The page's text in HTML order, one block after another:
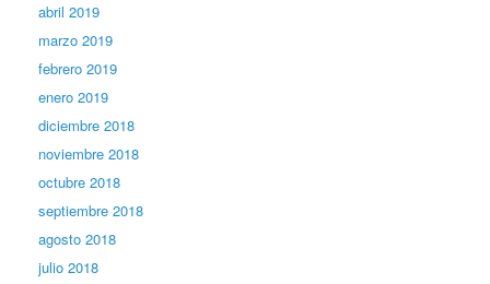
abril 2019
marzo 2019
febrero 2019
enero 2019
diciembre 2018
noviembre 2018
octubre 2018
septiembre 2018
agosto 2018
julio 2018